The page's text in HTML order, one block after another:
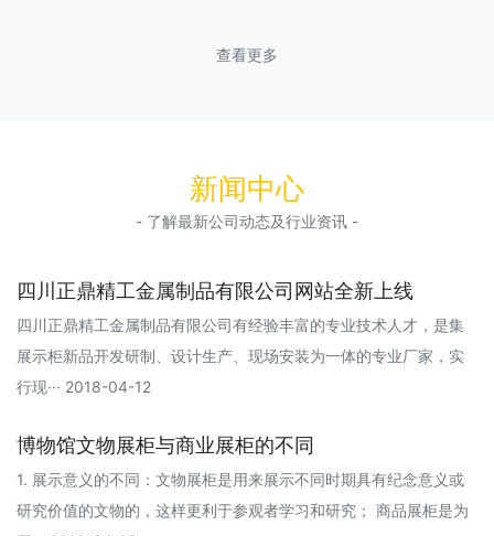
查看更多
新闻中心
- 了解最新公司动态及行业资讯 -
四川正鼎精工金属制品有限公司网站全新上线
四川正鼎精工金属制品有限公司有经验丰富的专业技术人才，是集
展示柜新品开发研制、设计生产、现场安装为一体的专业厂家，实
行现··· 2018-04-12
博物馆文物展柜与商业展柜的不同
1. 展示意义的不同：文物展柜是用来展示不同时期具有纪念意义或
研究价值的文物的，这样更利于参观者学习和研究； 商品展柜是为